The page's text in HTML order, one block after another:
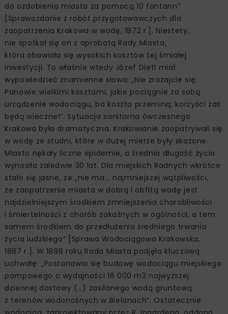
do ozdobienia miasta za pomocą 10 fontann”
[Sprawozdanie z robót przygotowawczych dla
zaopatrzenia Krakowa w wodę, 1872 r.]. Niestety,
nie spotkał się on z aprobatą Rady Miasta,
która obawiała się wysokich kosztów tej śmiałej
inwestycji. To właśnie wtedy Józef Dietl miał
wypowiedzieć znamienne słowa: „Nie zrażajcie się,
Panowie wielkimi kosztami, jakie pociągnie za sobą
urządzenie wodociągu, bo koszta przeminą, korzyści zaś
będą wieczne!”. Sytuacja sanitarna ówczesnego
Krakowa była dramatyczna. Krakowianie zaopatrywali się
w wodę ze studni, które w dużej mierze były skażone.
Miasto nękały liczne epidemie, a średnia długość życia
wynosiła zaledwie 30 lat. Dla miejskich Radnych wkrótce
stało się jasne, że „nie ma... najmniejszej wątpliwości,
że zaopatrzenie miasta w dobrą i obfitą wodę jest
najdzielniejszym środkiem zmniejszenia chorobliwości
i śmiertelności z chorób zakaźnych w ogólności, a tem
samem środkiem do przedłużenia średniego trwania
życia ludzkiego” [Sprawa Wodociągowa Krakowska,
1887 r.]. W 1898 roku Rada Miasta podjęła kluczową
uchwałę: „Postanawia się budowę wodociągu miejskiego
pompowego o wydajności 16 000 m3 najwyższej
dziennej dostawy (…) zasilanego wodą gruntową
z terenów wodonośnych w Bielanach”. Ostatecznie